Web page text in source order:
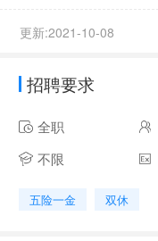
更新:2021-10-08
招聘要求
全职
不限
五险一金 双休